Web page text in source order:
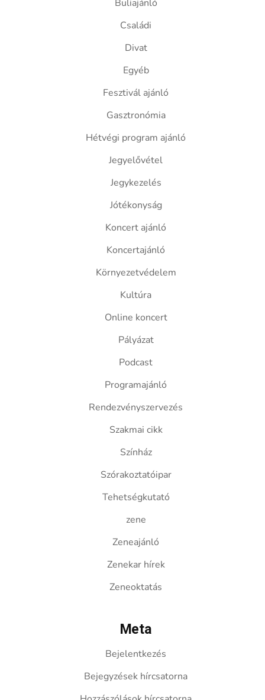
Buliajánló
Családi
Divat
Egyéb
Fesztivál ajánló
Gasztronómia
Hétvégi program ajánló
Jegyelővétel
Jegykezelés
Jótékonyság
Koncert ajánló
Koncertajánló
Környezetvédelem
Kultúra
Online koncert
Pályázat
Podcast
Programajánló
Rendezvényszervezés
Szakmai cikk
Színház
Szórakoztatóipar
Tehetségkutató
zene
Zeneajánló
Zenekar hírek
Zeneoktatás
Meta
Bejelentkezés
Bejegyzések hírcsatorna